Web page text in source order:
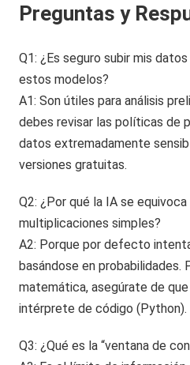
Preguntas y
Q1: ¿Es seguro subir mis
estos modelos?
A1: Son útiles para análisis
debes revisar las políticas de
datos extremadamente
versiones gratuitas.
Q2: ¿Por qué la IA se
multiplicaciones simples?
A2: Porque por defecto
basándose en probabilidades.
matemática, asegúrate de
intérprete de código (Python).
Q3: ¿Qué es la “ventana de